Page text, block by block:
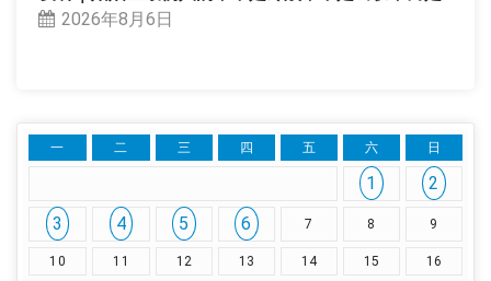
2026年8月6日
一 二 三 四 五 六 日
1
2
3
4 5 6 7 8 9
10 11 12 13 14 15 16